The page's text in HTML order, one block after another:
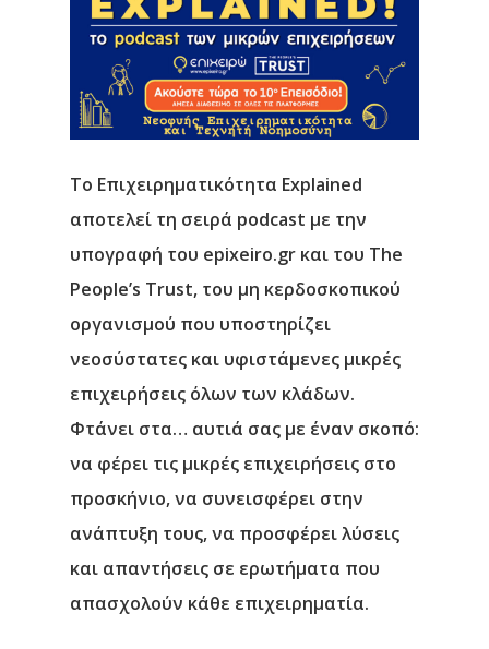
Το Επιχειρηματικότητα Explained
αποτελεί τη σειρά podcast με την
υπογραφή του epixeiro.gr και του The
People’s Trust, του μη κερδοσκοπικού
οργανισμού που υποστηρίζει
νεοσύστατες και υφιστάμενες μικρές
επιχειρήσεις όλων των κλάδων.
Φτάνει στα… αυτιά σας με έναν σκοπό:
να φέρει τις μικρές επιχειρήσεις στο
προσκήνιο, να συνεισφέρει στην
ανάπτυξη τους, να προσφέρει λύσεις
και απαντήσεις σε ερωτήματα που
απασχολούν κάθε επιχειρηματία.